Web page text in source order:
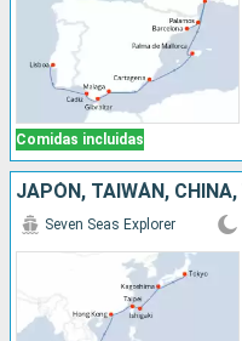
Comidas incluidas
Seven Seas Explorer